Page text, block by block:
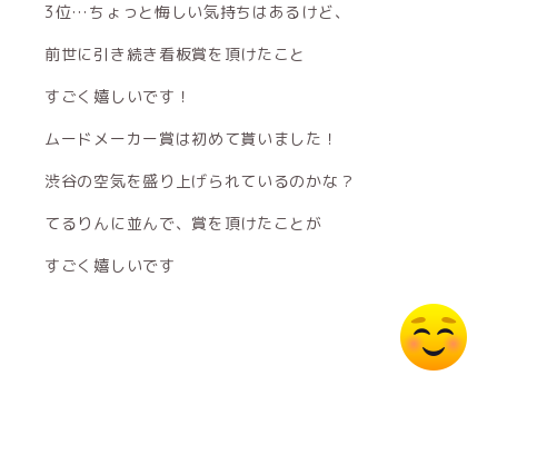
3位…ちょっと悔しい気持ちはあるけど、
前世に引き続き看板賞を頂けたこと
すごく嬉しいです！
ムードメーカー賞は初めて貰いました！
渋谷の空気を盛り上げられているのかな？
てるりんに並んで、賞を頂けたことが
すごく嬉しいです